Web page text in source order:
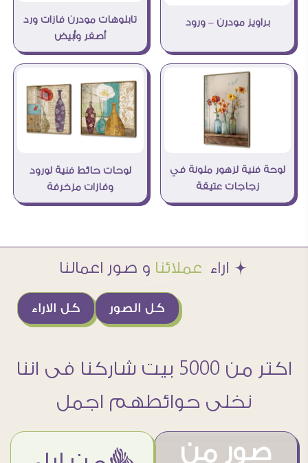
براويز مودرن – ورود
تابلوهات مودرن فازات ورد
أصفر وأبيض
لوحة فنية لزهور ملونة في
زجاجات عتيقة
لوحات حائط فنية لورود
وفازات مزخرفة
Æ اراء عملائنا و صور اعمالنا
كل الاراء كل الصور
اكتر من 5000 بيت شاركنا فى اننا
نخلى حوائطهم اجمل
صور من